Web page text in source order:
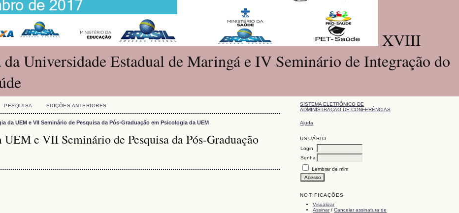
XVIII
da Universidade Estadual de Maringá e IV Seminário de Integração do
SISTEMA ELETRÔNICO DE
ADMINISTRAÇÃO DE CONFERÊNCIAS
Ajuda
USUÁRIO
Login
Senha
Lembrar de mim
NOTIFICAÇÕES
Visualizar
Assinar/Cancelar assinatura de
PESQUISA EDIÇÕES ANTERIORES
da UEM e VII Seminário de Pesquisa da Pós-Graduação em Psicologia da UEM
e VII Seminário de Pesquisa da Pós-Graduação